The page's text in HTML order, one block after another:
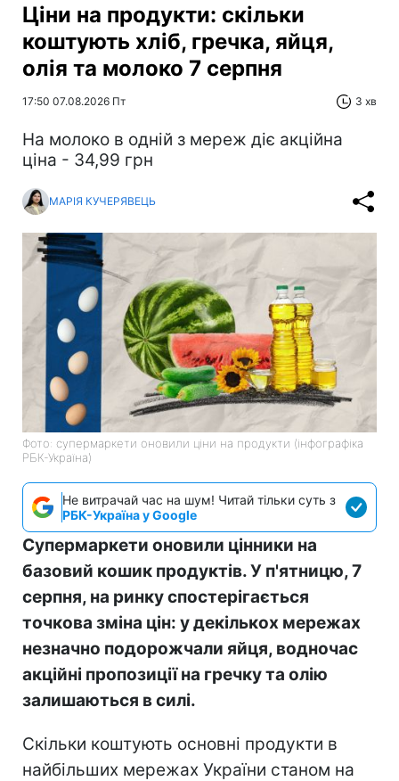
Ціни на продукти: скільки
коштують хліб, гречка, яйця,
олія та молоко 7 серпня
17:50 07.08.2026 Пт 3 хв
На молоко в одній з мереж діє акційна
ціна - 34,99 грн
МАРІЯ КУЧЕРЯВЕЦЬ
Фото: супермаркети оновили ціни на продукти (інфографіка
РБК-Україна)
Не витрачай час на шум! Читай тільки суть з
РБК-Україна у Google
Супермаркети оновили цінники на
базовий кошик продуктів. У п'ятницю, 7
серпня, на ринку спостерігається
точкова зміна цін: у декількох мережах
незначно подорожчали яйця, водночас
акційні пропозиції на гречку та олію
залишаються в силі.
Скільки коштують основні продукти в
найбільших мережах України станом на